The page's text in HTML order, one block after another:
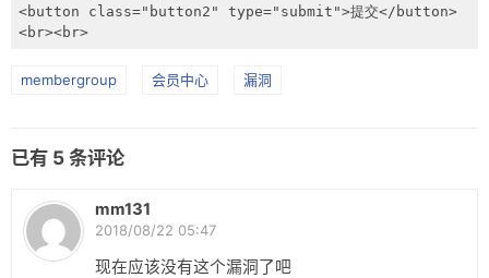
<button class="button2" type="submit">提交</button>
<br><br>
membergroup 会员中心 漏洞
已有 5条评论
mm131
2018/08/22 05:47
现在应该没有这个漏洞了吧